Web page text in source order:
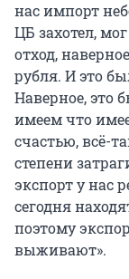
нас импорт
ЦБ захотел,
отход,
рубля. И это
Наверное, это
имеем что
счастью, всё-
степени
экспорт у нас
сегодня
поэтому
выживают».